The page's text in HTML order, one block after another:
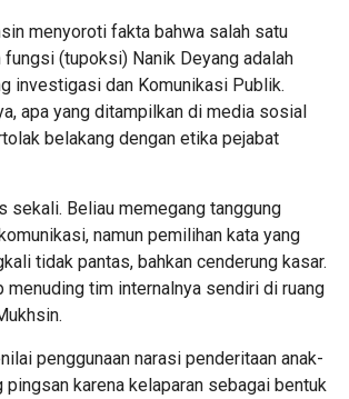
menyoroti fakta bahwa salah satu
(tupoksi) Nanik Deyang adalah
investigasi dan Komunikasi Publik.
apa yang ditampilkan di media sosial
belakang dengan etika pejabat
sekali. Beliau memegang tanggung
namun pemilihan kata yang
tidak pantas, bahkan cenderung kasar.
menuding tim internalnya sendiri di ruang
penggunaan narasi penderitaan anak-
pingsan karena kelaparan sebagai bentuk